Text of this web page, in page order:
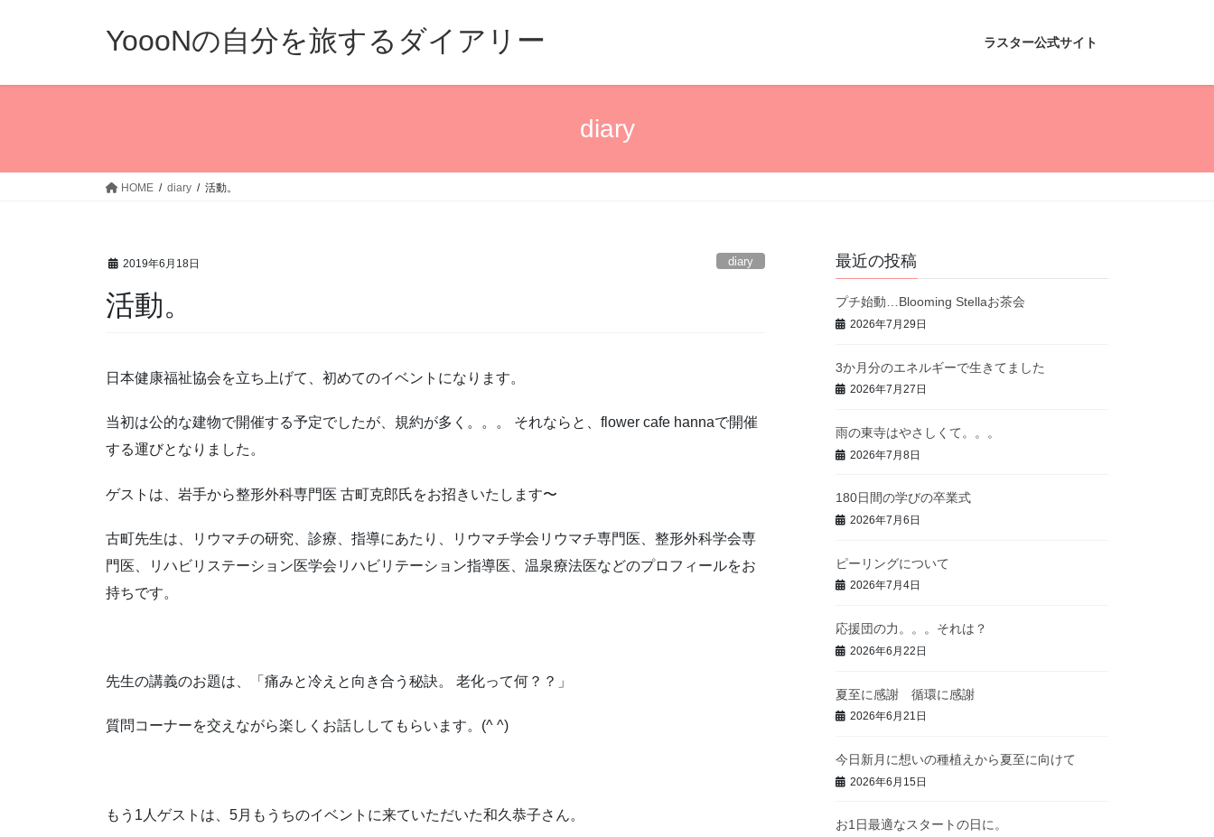
YoooNの自分を旅するダイアリー ラスター公式サイト
diary
HOME diary 活動。
2019年6月18日 diary
活動。
日本健康福祉協会を立ち上げて、初めてのイベントになります。
当初は公的な建物で開催する予定でしたが、規約が多く。。。 それならと、flower cafe hannaで開催
する運びとなりました。
ゲストは、岩手から整形外科専門医 古町克郎氏をお招きいたします〜
古町先生は、リウマチの研究、診療、指導にあたり、リウマチ学会リウマチ専門医、整形外科学会専
門医、リハビリステーション医学会リハビリテーション指導医、温泉療法医などのプロフィールをお
持ちです。
先生の講義のお題は、「痛みと冷えと向き合う秘訣。 老化って何？？」
質問コーナーを交えながら楽しくお話ししてもらいます。(^ ^)
もう1人ゲストは、5月もうちのイベントに来ていただいた和久恭子さん。
最近の投稿
プチ始動…Blooming Stellaお茶会
2026年7月29日
3か月分のエネルギーで生きてました
2026年7月27日
雨の東寺はやさしくて。。。
2026年7月8日
180日間の学びの卒業式
2026年7月6日
ピーリングについて
2026年7月4日
応援団の力。。。それは？
2026年6月22日
夏至に感謝 循環に感謝
2026年6月21日
今日新月に想いの種植えから夏至に向けて
2026年6月15日
お1日最適なスタートの日に。